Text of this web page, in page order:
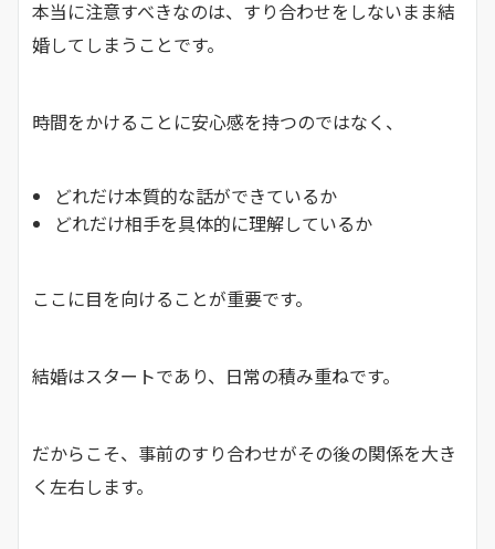
本当に注意すべきなのは、すり合わせをしないまま結
婚してしまうことです。
時間をかけることに安心感を持つのではなく、
どれだけ本質的な話ができているか
どれだけ相手を具体的に理解しているか
ここに目を向けることが重要です。
結婚はスタートであり、日常の積み重ねです。
だからこそ、事前のすり合わせがその後の関係を大き
く左右します。